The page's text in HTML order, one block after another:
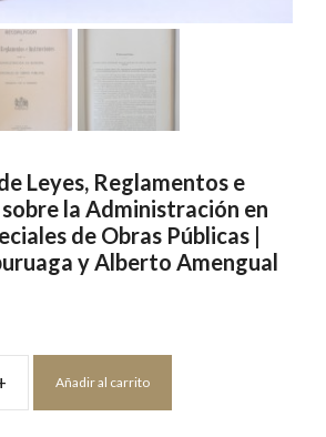
Leyes, Reglamentos e
la Administración en
de Obras Públicas |
y Alberto Amengual
Recopilación
Añadir al carrito